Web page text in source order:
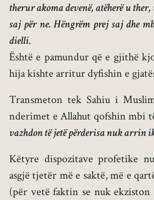
therur akoma devenë, atëherë u
saj për ne. Hëngrëm prej saj dhe
dielli.
Është e pamundur që e gjithë
hija kishte arritur dyfishin e
Transmeton tek Sahiu i
nderimet e Allahut qofshin mbi
vazhdon të jetë përderisa nuk arrin
Këtyre dispozitave profetike
asgjë tjetër më e saktë, më e
(për vetë faktin se nuk